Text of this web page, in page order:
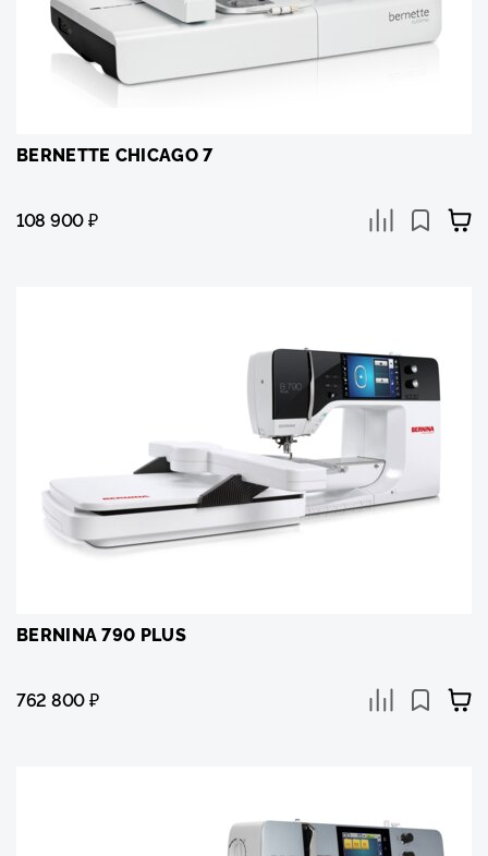
BERNETTE CHICAGO 7
108 900₽
BERNINA 790 PLUS
762 800₽